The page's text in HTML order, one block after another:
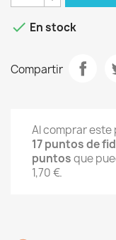
 En stock
Compartir
Al comprar
17puntos de
puntosque
1,70 €.